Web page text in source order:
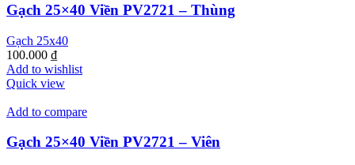
Gạch 25×40 Viền PV2721 – Thùng
Gạch 25x40
100.000 ₫
Add to wishlist
Quick view
Add to compare
Gạch 25×40 Viền PV2721 – Viên